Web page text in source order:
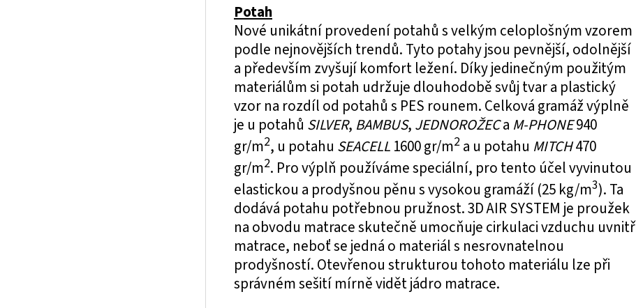
Potah
Nové unikátní provedení potahů s velkým celoplošným vzorem
podle nejnovějších trendů. Tyto potahy jsou pevnější, odolnější
a především zvyšují komfort ležení. Díky jedinečným použitým
materiálům si potah udržuje dlouhodobě svůj tvar a plastický
vzor na rozdíl od potahů s PES rounem. Celková gramáž výplně
je u potahů SILVER, BAMBUS, JEDNOROŽECa M-PHONE940
gr/m2, u potahu SEACELL 1600 gr/m2 a u potahu MITCH470
gr/m2. Pro výplň používáme speciální, pro tento účel vyvinutou
elastickou a prodyšnou pěnu s vysokou gramáží (25 kg/m3). Ta
dodává potahu potřebnou pružnost. 3D AIR SYSTEM je proužek
na obvodu matrace skutečně umocňuje cirkulaci vzduchu uvnitř
matrace, neboť se jedná o materiál s nesrovnatelnou
prodyšností. Otevřenou strukturou tohoto materiálu lze při
správném sešití mírně vidět jádro matrace.